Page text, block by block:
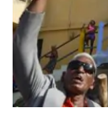
PODCAST
NEWSLETTER